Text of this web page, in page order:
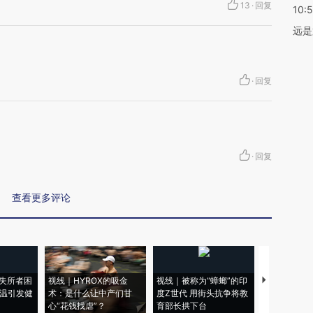
13 · 回复
· 回复
· 回复
查看更多评论
所者困
引发健
视线｜HYROX的吸金
术：是什么让中产们甘
心“花钱找虐”？
视线｜被称为“蟑螂”的印
度Z世代 用街头抗争将教
育部长拱下台
视线｜“入侵
远